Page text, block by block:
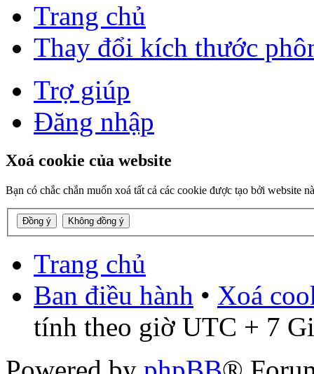
Trang chủ
Thay đổi kích thước
Trợ giúp
Đăng nhập
Xoá cookie của website
Bạn có chắc chắn muốn xoá tất cả các cookie được tạo bởi website
Trang chủ
Ban điều hành • Xoá
tính theo giờ UTC + 7